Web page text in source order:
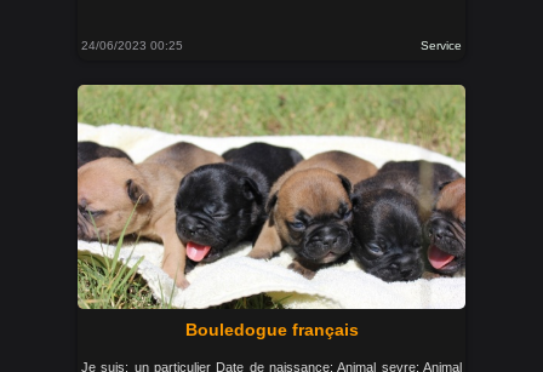
24/06/2023 00:25 Service
Bouledogue français
Je suis: un particulier Date de naissance: Animal sevre: Animal